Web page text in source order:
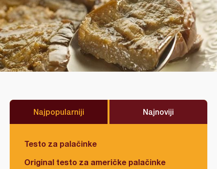
Najpopularniji Najnoviji
Testo za palačinke
Original testo za američke palačinke